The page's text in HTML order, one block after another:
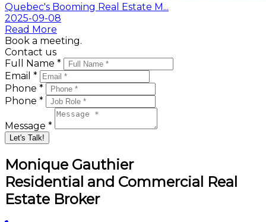
Quebec's Booming Real Estate M...
2025-09-08
Read More
Book a meeting.
Contact us
Full Name *
Email *
Phone *
Phone *
Message *
Let's Talk!
Monique Gauthier
Residential and Commercial Real
Estate Broker